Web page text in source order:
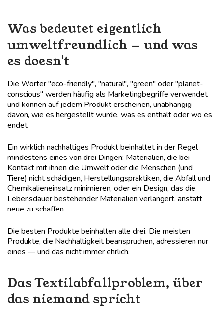
Was bedeutet eigentlich
umweltfreundlich — und was
es doesn't
Die Wörter "eco-friendly", "natural", "green" oder "planet-
conscious" werden häufig als Marketingbegriffe verwendet
und können auf jedem Produkt erscheinen, unabhängig
davon, wie es hergestellt wurde, was es enthält oder wo es
endet.
Ein wirklich nachhaltiges Produkt beinhaltet in der Regel
mindestens eines von drei Dingen: Materialien, die bei
Kontakt mit ihnen die Umwelt oder die Menschen (und
Tiere) nicht schädigen, Herstellungspraktiken, die Abfall und
Chemikalieneinsatz minimieren, oder ein Design, das die
Lebensdauer bestehender Materialien verlängert, anstatt
neue zu schaffen.
Die besten Produkte beinhalten alle drei. Die meisten
Produkte, die Nachhaltigkeit beanspruchen, adressieren nur
eines — und das nicht immer ehrlich.
Das Textilabfallproblem, über
das niemand spricht